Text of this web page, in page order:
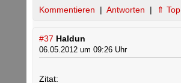
Kommentieren | Antworten | ⇑ Top
#37 Haldun
06.05.2012 um 09:26 Uhr
Zitat: